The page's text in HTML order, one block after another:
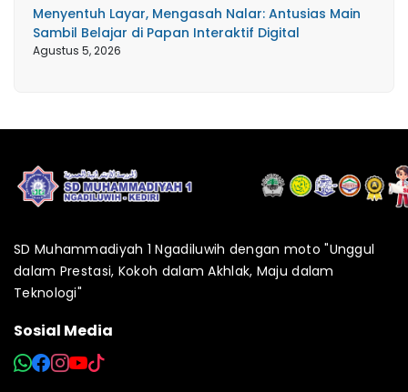
Menyentuh Layar, Mengasah Nalar: Antusias Main
Sambil Belajar di Papan Interaktif Digital
Agustus 5, 2026
SD Muhammadiyah 1 Ngadiluwih dengan moto "Unggul
dalam Prestasi, Kokoh dalam Akhlak, Maju dalam
Teknologi"
Sosial Media